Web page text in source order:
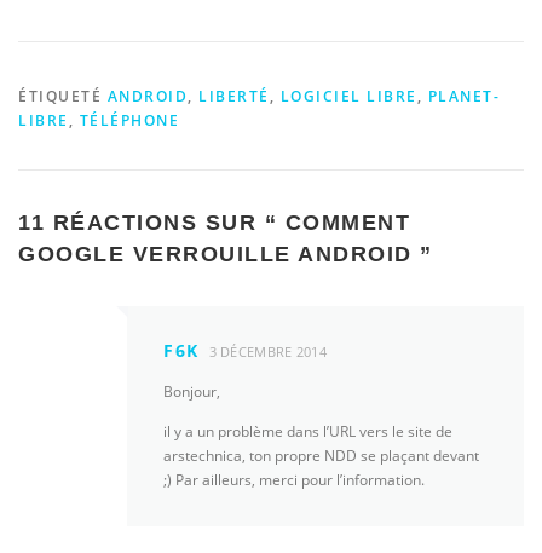
ÉTIQUETÉ ANDROID, LIBERTÉ , LOGICIEL LIBRE , PLANET-
LIBRE , TÉLÉPHONE
11 RÉACTIONS SUR “ COMMENT
GOOGLE VERROUILLE ANDROID ”
F6K 3 DÉCEMBRE 2014
Bonjour,
il y a un problème dans l’URL vers le site de
arstechnica, ton propre NDD se plaçant devant
;) Par ailleurs, merci pour l’information.